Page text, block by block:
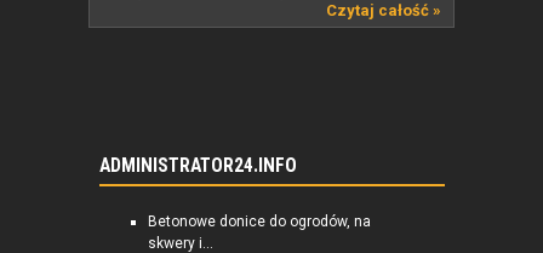
Czytaj całość »
ADMINISTRATOR24.INFO
Betonowe donice do ogrodów, na
skwery i...